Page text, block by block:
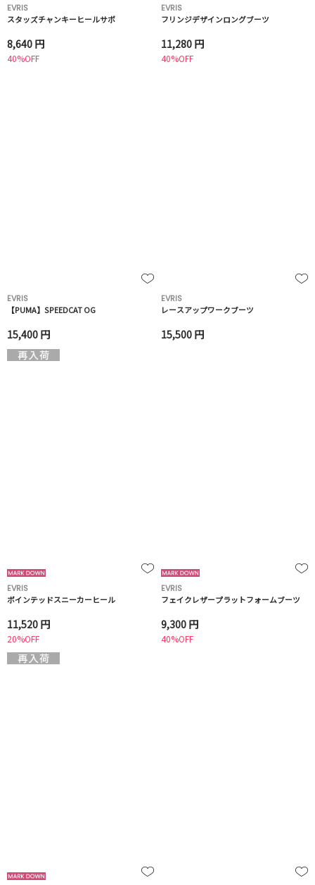
EVRIS
スタッズチャンキーヒールサボ
8,640 円
40%OFF
EVRIS
フリンジデザインロングブーツ
11,280 円
40%OFF
EVRIS
【PUMA】SPEEDCAT OG
15,400 円
EVRIS
レースアップワークブーツ
15,500 円
EVRIS
ポインテッドスニーカーヒール
11,520 円
20%OFF
EVRIS
フェイクレザープラットフォームブーツ
9,300 円
40%OFF